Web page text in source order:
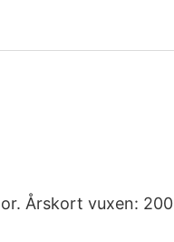
Årskort vuxen: 200